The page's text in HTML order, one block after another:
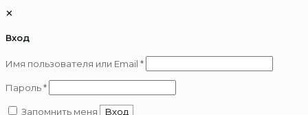
✕
Вход
Имя пользователя или Email *Обязательно
Пароль*Обязательно
Запомнить меня
Вход